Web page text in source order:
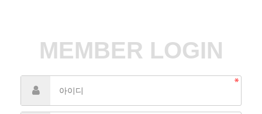
MEMBER LOGIN